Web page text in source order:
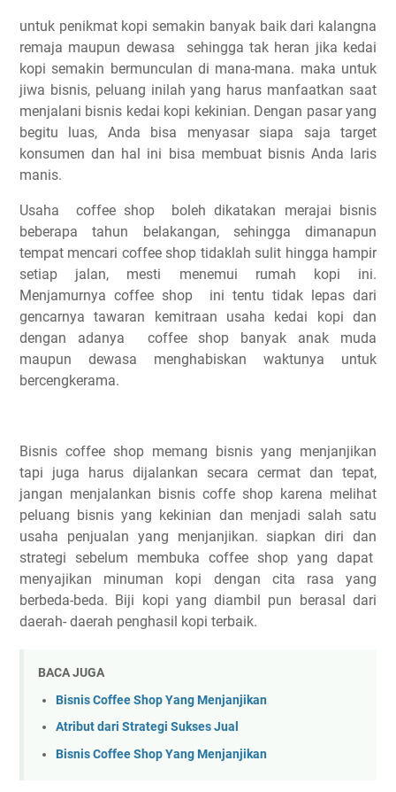
untuk penikmat kopi semakin banyak baik dari kalangna
remaja maupun dewasa sehingga tak heran jika kedai
kopi semakin bermunculan di mana-mana. maka untuk
jiwa bisnis, peluang inilah yang harus manfaatkan saat
menjalani bisnis kedai kopi kekinian. Dengan pasar yang
begitu luas, Anda bisa menyasar siapa saja target
konsumen dan hal ini bisa membuat bisnis Anda laris
manis.
Usaha coffee shop boleh dikatakan merajai bisnis
beberapa tahun belakangan, sehingga dimanapun
tempat mencari coffee shop tidaklah sulit hingga hampir
setiap jalan, mesti menemui rumah kopi ini.
Menjamurnya coffee shop ini tentu tidak lepas dari
gencarnya tawaran kemitraan usaha kedai kopi dan
dengan adanya coffee shop banyak anak muda
maupun dewasa menghabiskan waktunya untuk
bercengkerama.
Bisnis coffee shop memang bisnis yang menjanjikan
tapi juga harus dijalankan secara cermat dan tepat,
jangan menjalankan bisnis coffe shop karena melihat
peluang bisnis yang kekinian dan menjadi salah satu
usaha penjualan yang menjanjikan. siapkan diri dan
strategi sebelum membuka coffee shop yang dapat
menyajikan minuman kopi dengan cita rasa yang
berbeda-beda. Biji kopi yang diambil pun berasal dari
daerah- daerah penghasil kopi terbaik.
BACA JUGA
Bisnis Coffee Shop Yang Menjanjikan
Atrіbut dari Strategi Sukses Juаl
Bisnis Coffee Shop Yang Menjanjikan